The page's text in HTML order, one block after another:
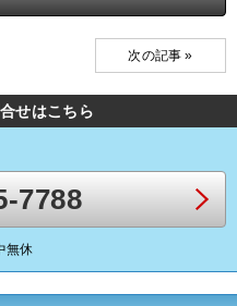
次の記事 »
せはこちら
7788
無休